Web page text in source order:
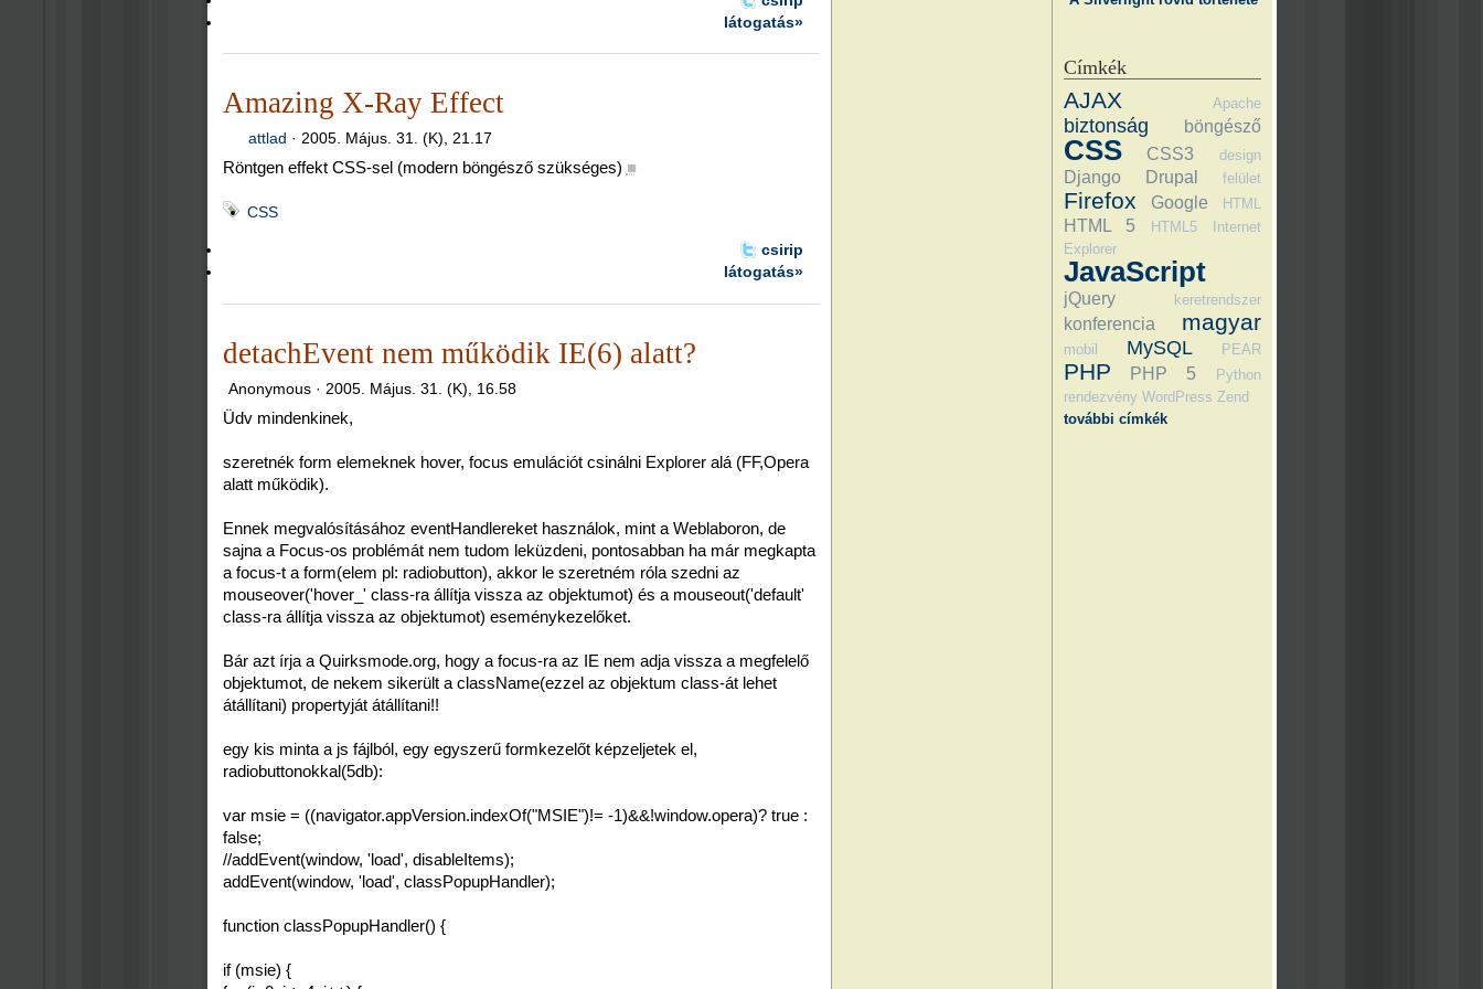
látogatás»
Amazing X-Ray Effect
attlad · 2005. Május. 31. (K), 21.17
Röntgen effekt CSS-sel (modern böngésző szükséges) ■
CSS
csirip
látogatás»
detachEvent nem működik IE(6) alatt?
Anonymous · 2005. Május. 31. (K), 16.58
Üdv mindenkinek,
szeretnék form elemeknek hover, focus emulációt csinálni Explorer alá (FF,Opera
alatt működik).
Ennek megvalósításához eventHandlereket használok, mint a Weblaboron, de
sajna a Focus-os problémát nem tudom leküzdeni, pontosabban ha már megkapta
a focus-t a form(elem pl: radiobutton), akkor le szeretném róla szedni az
mouseover('hover_' class-ra állítja vissza az objektumot) és a mouseout('default'
class-ra állítja vissza az objektumot) eseménykezelőket.
Bár azt írja a Quirksmode.org, hogy a focus-ra az IE nem adja vissza a megfelelő
objektumot, de nekem sikerült a className(ezzel az objektum class-át lehet
átállítani) propertyját átállítani!!
egy kis minta a js fájlból, egy egyszerű formkezelőt képzeljetek el,
radiobuttonokkal(5db):
var msie = ((navigator.appVersion.indexOf("MSIE")!= -1)&&!window.opera)? true :
false;
//addEvent(window, 'load', disableItems);
addEvent(window, 'load', classPopupHandler);
function classPopupHandler() {
if (msie) {
Címkék
AJAX Apache
biztonság böngésző
CSS CSS3 design
Django Drupal felület
Firefox Google HTML
HTML 5 HTML5
Internet
Explorer
JavaScript
jQuery keretrendszer
konferencia magyar
mobil MySQL PEAR
PHP PHP 5
Python
rendezvény WordPress Zend
további címkék